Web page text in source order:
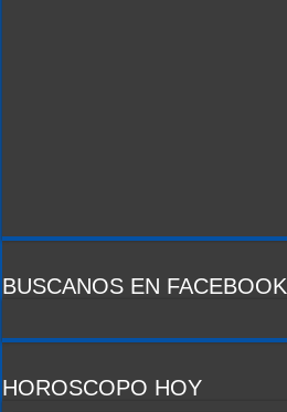
BUSCANOS EN FACEBOOK
HOROSCOPO HOY